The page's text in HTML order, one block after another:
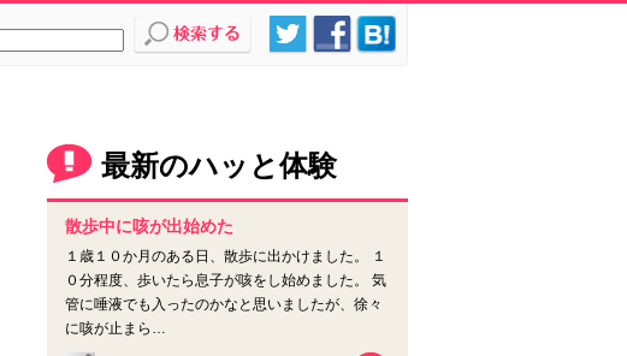
最新のハッと体験
散歩中に咳が出始めた
１歳１０か月のある日、散歩に出かけました。 １
０分程度、歩いたら息子が咳をし始めました。 気
管に唾液でも入ったのかなと思いましたが、徐々
に咳が止まら…